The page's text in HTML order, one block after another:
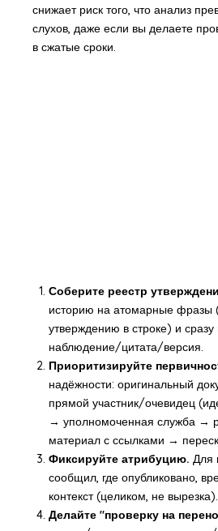
снижает риск того, что анализ
слухов, даже если вы делаете
в сжатые сроки.
Соберите реестр
историю на атомарные фразы
утверждению в строке) и
наблюдение/цитата/версия.
Приоритизируйте
надёжности: оригинальный
прямой участник/очевидец
→ уполномоченная служба →
материал с ссылками →
Фиксируйте атрибуцию. Для
сообщил, где опубликовано,
контекст (целиком, не вырезка).
Делайте "проверку на